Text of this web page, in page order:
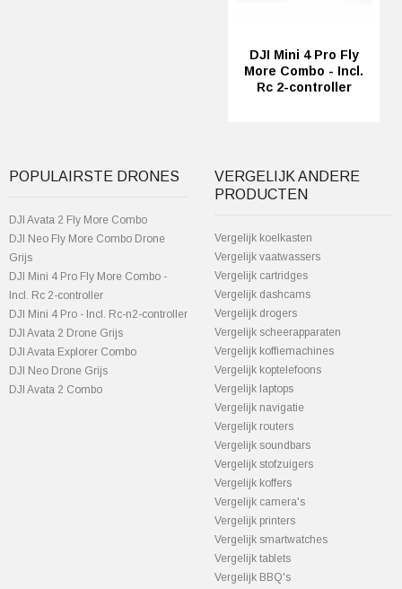
DJI Mini 4 Pro Fly
More Combo - Incl.
Rc 2-controller
POPULAIRSTE DRONES
DJI Avata 2 Fly More Combo
DJI Neo Fly More Combo Drone
Grijs
DJI Mini 4 Pro Fly More Combo -
Incl. Rc 2-controller
DJI Mini 4 Pro - Incl. Rc-n2-controller
DJI Avata 2 Drone Grijs
DJI Avata Explorer Combo
DJI Neo Drone Grijs
DJI Avata 2 Combo
VERGELIJK ANDERE
PRODUCTEN
Vergelijk koelkasten
Vergelijk vaatwassers
Vergelijk cartridges
Vergelijk dashcams
Vergelijk drogers
Vergelijk scheerapparaten
Vergelijk koffiemachines
Vergelijk koptelefoons
Vergelijk laptops
Vergelijk navigatie
Vergelijk routers
Vergelijk soundbars
Vergelijk stofzuigers
Vergelijk koffers
Vergelijk camera's
Vergelijk printers
Vergelijk smartwatches
Vergelijk tablets
Vergelijk BBQ's